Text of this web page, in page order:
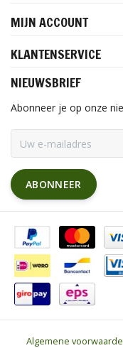
MIJN ACCOUNT
KLANTENSERVICE
NIEUWSBRIEF
Abonneer je op onze
ABONNEER
Algemene